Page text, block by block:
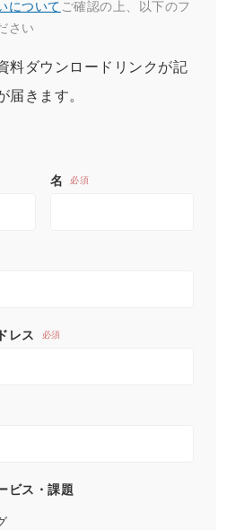
について ご確認の上、以下のフ
さい